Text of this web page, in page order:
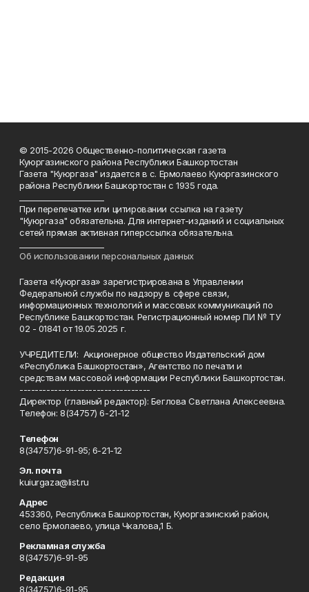
© 2015-2026 Общественно-политическая газета
Куюргазинского района Республики Башкортостан
Газета "Куюргаза" издается в с. Ермолаево Куюргазинского
района Республики Башкортостан с 1935 года.
При перепечатке или цитировании ссылка на газету
"Куюргаза" обязательна. Для интернет-изданий и социальных
сетей прямая активная гиперссылка обязательна.
Об использовании персональных данных
Газета «Куюргаза» зарегистрирована в Управлении
Федеральной службы по надзору в сфере связи,
информационных технологий и массовых коммуникаций по
Республике Башкортостан. Регистрационный номер ПИ № ТУ
02 - 01841 от 19.05.2025 г.
УЧРЕДИТЕЛИ: Акционерное общество Издательский дом
«Республика Башкортостан», Агентство по печати и
средствам массовой информации Республики Башкортостан.
----------------------------------
Директор (главный редактор): Беглова Светлана Алексеевна.
Телефон: 8(34757) 6-21-12
Телефон
8(34757)6-91-95; 6-21-12
Эл. почта
kuiurgaza@list.ru
Адрес
453360, Республика Башкортостан, Куюргазинский район,
село Ермолаево, улица Чкалова,1 Б.
Рекламная служба
8(34757)6-91-95
Редакция
8(34757)6-91-95